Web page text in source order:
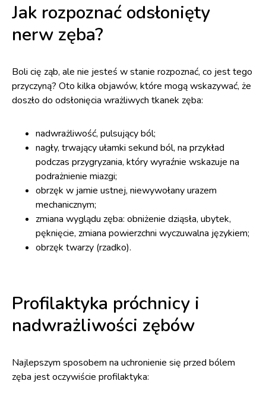
Jak rozpoznać odsłonięty
nerw zęba?
Boli cię ząb, ale nie jesteś w stanie rozpoznać, co jest tego
przyczyną? Oto kilka objawów, które mogą wskazywać, że
doszło do odsłonięcia wrażliwych tkanek zęba:
nadwrażliwość, pulsujący ból;
nagły, trwający ułamki sekund ból, na przykład
podczas przygryzania, który wyraźnie wskazuje na
podrażnienie miazgi;
obrzęk w jamie ustnej, niewywołany urazem
mechanicznym;
zmiana wyglądu zęba: obniżenie dziąsła, ubytek,
pęknięcie, zmiana powierzchni wyczuwalna językiem;
obrzęk twarzy (rzadko).
Profilaktyka próchnicy i
nadwrażliwości zębów
Najlepszym sposobem na uchronienie się przed bólem
zęba jest oczywiście profilaktyka: